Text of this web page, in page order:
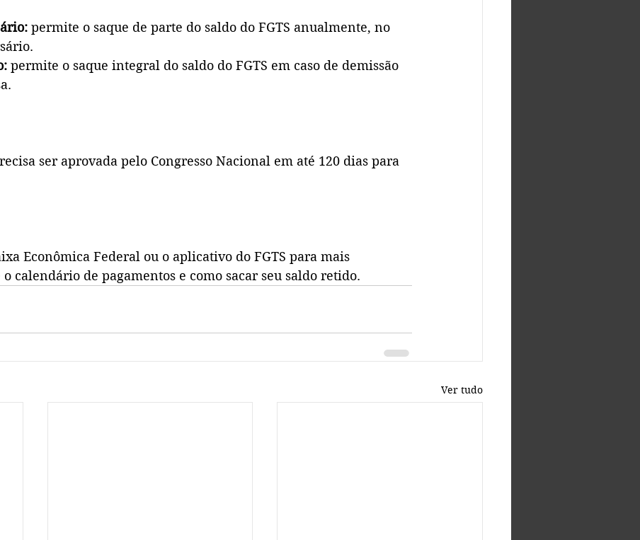
permite o saque de parte do saldo do FGTS anualmente, no
permite o saque integral do saldo do FGTS em caso de demissão
ser aprovada pelo Congresso Nacional em até 120 dias para
Econômica Federal ou o aplicativo do FGTS para mais
calendário de pagamentos e como sacar seu saldo retido.
Ver tudo